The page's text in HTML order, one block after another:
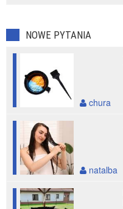
NOWE PYTANIA
chura
natalba